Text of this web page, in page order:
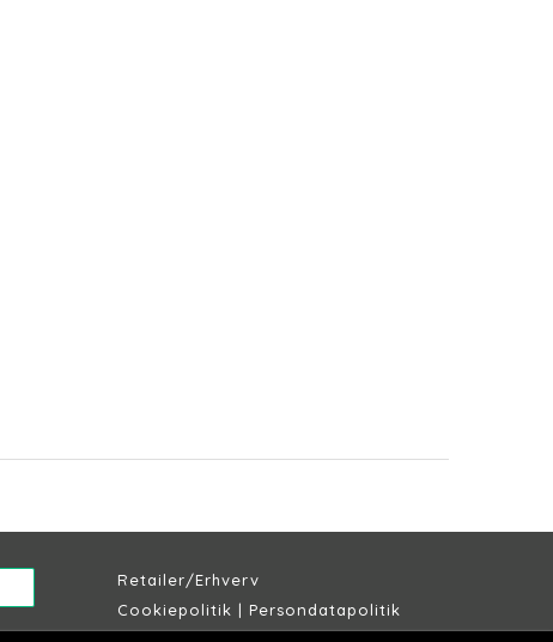
Retailer/Erhverv
Cookiepolitik | Persondatapolitik